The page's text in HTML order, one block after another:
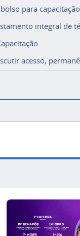
para capacitação
integral de
acesso,